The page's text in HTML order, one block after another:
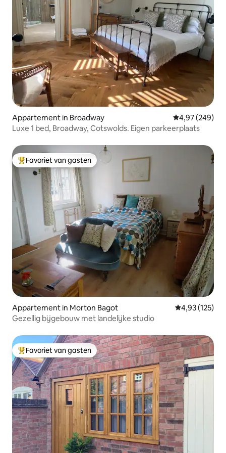
Appartement in Broadway Gemiddelde
4,97 (249)
Luxe 1 bed, Broadway, Cotswolds. Eigen parkeerplaats
Topfavoriet van gasten
Favoriet van gasten
Appartement in Morton Bagot Gemiddelde
4,93 (125)
Gezellig bijgebouw met landelijke studio
Topfavoriet van gasten
Favoriet van gasten